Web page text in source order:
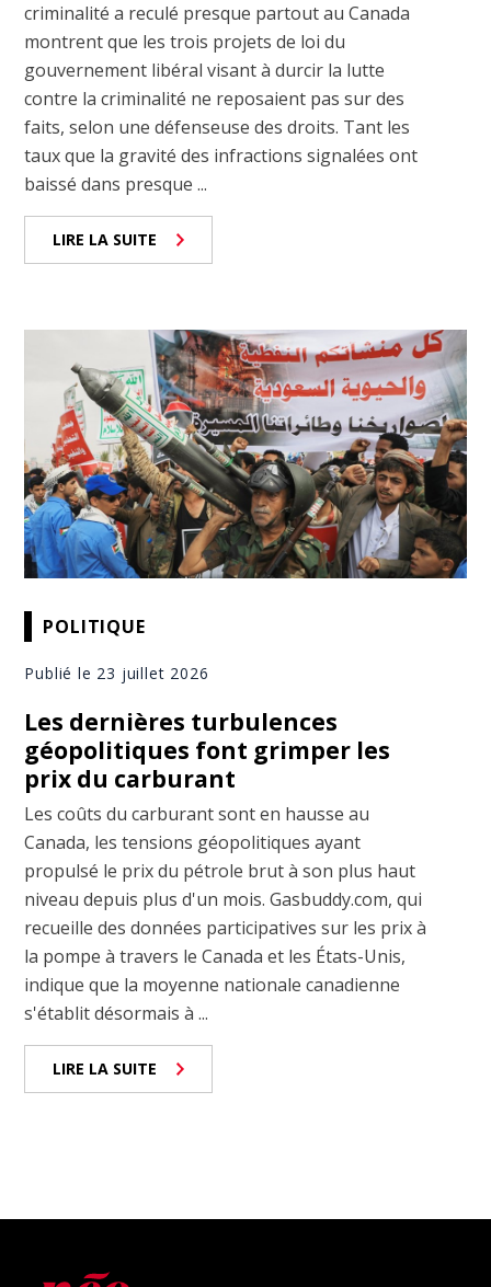
criminalité a reculé presque partout au Canada
montrent que les trois projets de loi du
gouvernement libéral visant à durcir la lutte
contre la criminalité ne reposaient pas sur des
faits, selon une défenseuse des droits. Tant les
taux que la gravité des infractions signalées ont
baissé dans presque ...
LIRE LA SUITE
POLITIQUE
Publié le 23 juillet 2026
Les dernières turbulences
géopolitiques font grimper les
prix du carburant
Les coûts du carburant sont en hausse au
Canada, les tensions géopolitiques ayant
propulsé le prix du pétrole brut à son plus haut
niveau depuis plus d'un mois. Gasbuddy.com, qui
recueille des données participatives sur les prix à
la pompe à travers le Canada et les États-Unis,
indique que la moyenne nationale canadienne
s'établit désormais à ...
LIRE LA SUITE